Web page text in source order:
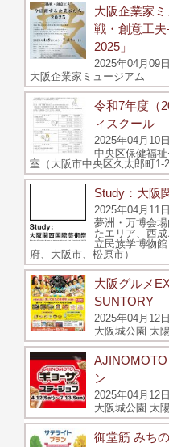
大阪企業家
戦・創意工
2025」
2025年04月09
大阪企業家ミュージアム
令和7年度（
ィスクール
2025年04月10
中央区保健福
室（大阪市中央区久太郎町1-
Study：大阪
2025年04月11
夢洲・万博会
たエリア、西
立民族学博物
府、大阪市、松原市）
大阪グルメ
SUNTORY
2025年04月12
大阪城公園 太
ン
2025年04月12
大阪城公園 太
御堂筋 みち